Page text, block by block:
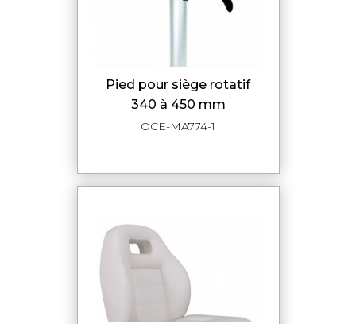
pied pour siège rotatif
340 à 450 mm
OCE-MA774-1